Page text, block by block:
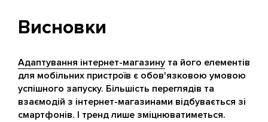
Висновки
Адаптування інтернет-магазину та його елементів
для мобільних пристроїв є обов'язковою умовою
успішного запуску. Більшість переглядів та
взаємодій з інтернет-магазинами відбувається зі
смартфонів. І тренд лише зміцнюватиметься.